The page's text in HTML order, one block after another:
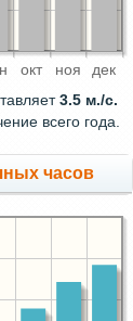
окт ноя дек
3.5 м./с.
всего года.
часов